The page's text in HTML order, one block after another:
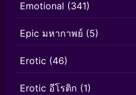
Emotional (341)
Epic มหากาพย์ (5)
Erotic (46)
Erotic อีโรติก (1)